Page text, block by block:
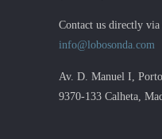
Contact us directly via
info@lobosonda.com
Av. D. Manuel I,
9370-133 Calheta,